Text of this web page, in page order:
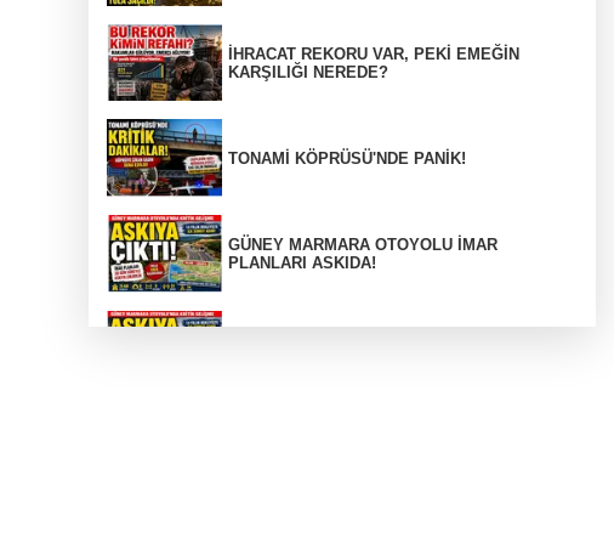
İHRACAT REKORU VAR, PEKİ EMEĞİN
KARŞILIĞI NEREDE?
TONAMİ KÖPRÜSÜ'NDE PANİK!
GÜNEY MARMARA OTOYOLU İMAR
PLANLARI ASKIDA!